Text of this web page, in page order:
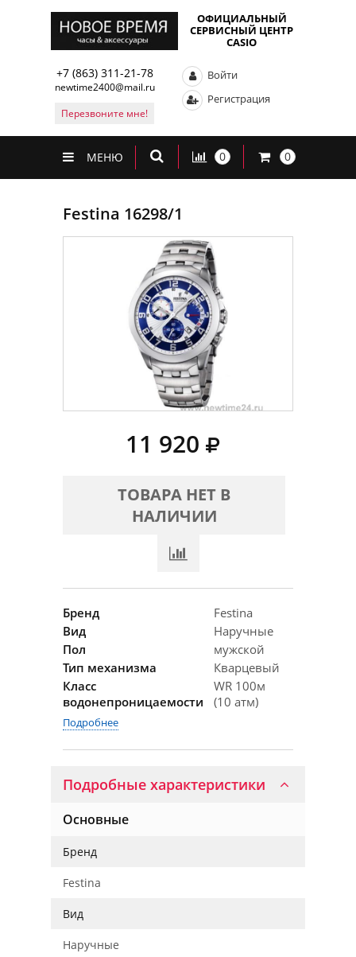
ОФИЦИАЛЬНЫЙ
СЕРВИСНЫЙ ЦЕНТР
CASIO
+7 (863) 311-21-78
newtime2400@mail.ru
Перезвоните мне!
Войти
Регистрация
МЕНЮ 0 0
Festina 16298/1
11 920
ТОВАРА НЕТ В
НАЛИЧИИ
Бренд
Festina
Вид
Наручные
Пол
мужской
Тип механизма
Кварцевый
Класс
водонепроницаемости
WR 100м
(10 атм)
Подробнее
Подробные характеристики
Основные
Бренд
Festina
Вид
Наручные